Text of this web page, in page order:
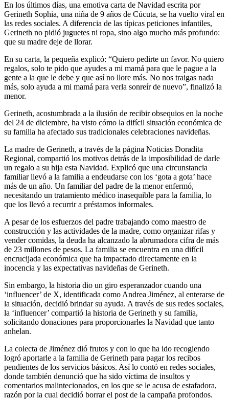
En los últimos días, una emotiva carta de Navidad escrita por
Gerineth Sophia, una niña de 9 años de Cúcuta, se ha vuelto viral en
las redes sociales. A diferencia de las típicas peticiones infantiles,
Gerineth no pidió juguetes ni ropa, sino algo mucho más profundo:
que su madre deje de llorar.
En su carta, la pequeña explicó: “Quiero pedirte un favor. No quiero
regalos, solo te pido que ayudes a mi mamá para que le pague a la
gente a la que le debe y que así no llore más. No nos traigas nada
más, solo ayuda a mi mamá para verla sonreír de nuevo”, finalizó la
menor.
Gerineth, acostumbrada a la ilusión de recibir obsequios en la noche
del 24 de diciembre, ha visto cómo la difícil situación económica de
su familia ha afectado sus tradicionales celebraciones navideñas.
La madre de Gerineth, a través de la página Noticias Doradita
Regional, compartió los motivos detrás de la imposibilidad de darle
un regalo a su hija esta Navidad. Explicó que una circunstancia
familiar llevó a la familia a endeudarse con los ‘gota a gota’ hace
más de un año. Un familiar del padre de la menor enfermó,
necesitando un tratamiento médico inasequible para la familia, lo
que los llevó a recurrir a préstamos informales.
A pesar de los esfuerzos del padre trabajando como maestro de
construcción y las actividades de la madre, como organizar rifas y
vender comidas, la deuda ha alcanzado la abrumadora cifra de más
de 23 millones de pesos. La familia se encuentra en una difícil
encrucijada económica que ha impactado directamente en la
inocencia y las expectativas navideñas de Gerineth.
Sin embargo, la historia dio un giro esperanzador cuando una
‘influencer’ de X, identificada como Andrea Jiménez, al enterarse de
la situación, decidió brindar su ayuda. A través de sus redes sociales,
la ‘influencer’ compartió la historia de Gerineth y su familia,
solicitando donaciones para proporcionarles la Navidad que tanto
anhelan.
La colecta de Jiménez dió frutos y con lo que ha ido recogiendo
logró aportarle a la familia de Gerineth para pagar los recibos
pendientes de los servicios básicos. Así lo contó en redes sociales,
donde también denunció que ha sido víctima de insultos y
comentarios malintecionados, en los que se le acusa de estafadora,
razón por la cual decidió borrar el post de la campaña profondos.